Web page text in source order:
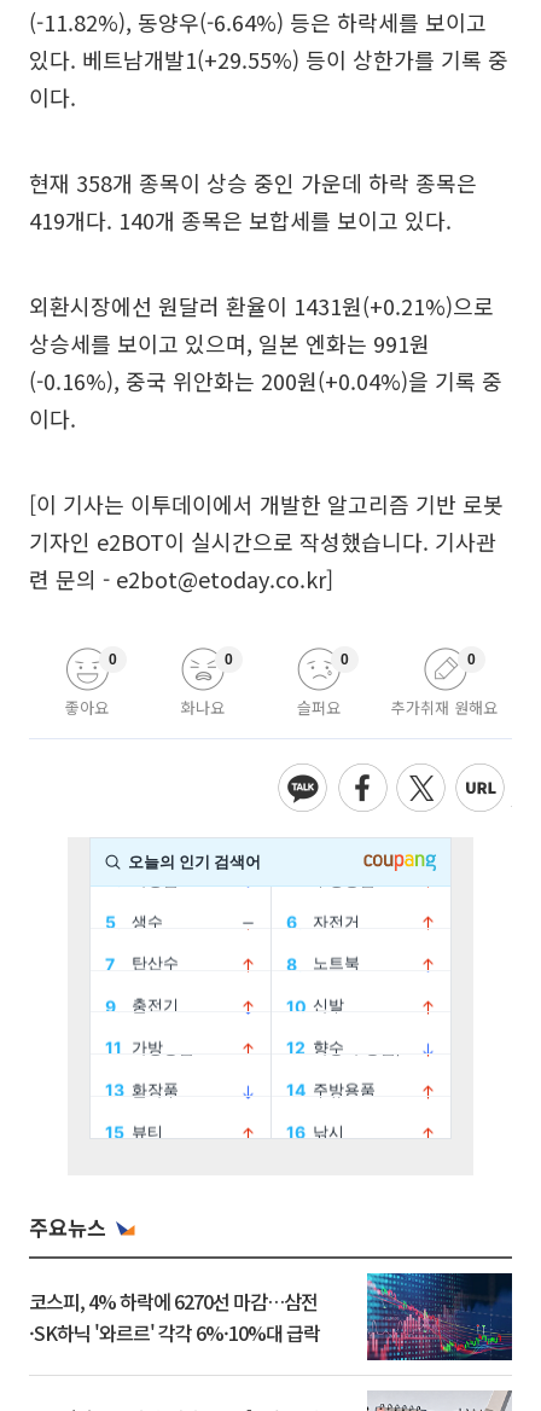
(-11.82%), 동양우(-6.64%) 등은 하락세를 보이고
있다. 베트남개발1(+29.55%) 등이 상한가를 기록 중
이다.
현재 358개 종목이 상승 중인 가운데 하락 종목은
419개다. 140개 종목은 보합세를 보이고 있다.
외환시장에선 원달러 환율이 1431원(+0.21%)으로
상승세를 보이고 있으며, 일본 엔화는 991원
(-0.16%), 중국 위안화는 200원(+0.04%)을 기록 중
이다.
[이 기사는 이투데이에서 개발한 알고리즘 기반 로봇
기자인 e2BOT이 실시간으로 작성했습니다. 기사관
련 문의 - e2bot@etoday.co.kr]
좋아요
0
화나요
0
슬퍼요
0
추가취재 원해요
0
주요뉴스
코스피, 4% 하락에 6270선 마감…삼전
·SK하닉 '와르르' 각각 6%·10%대 급락